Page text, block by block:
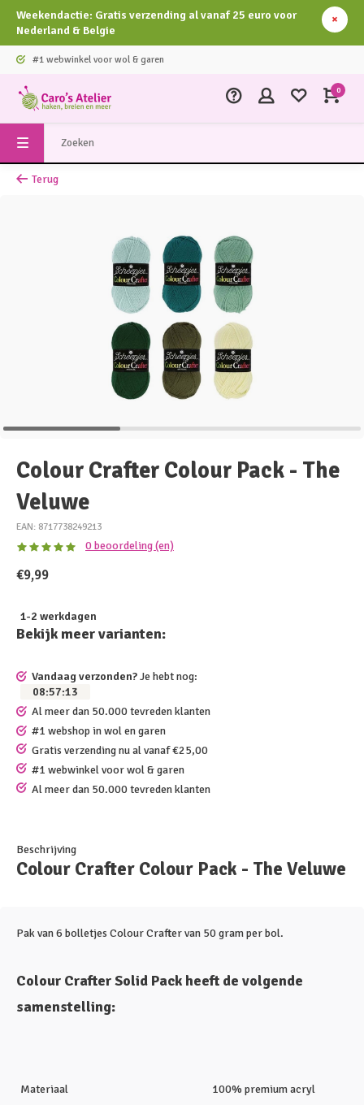
Weekendactie: Gratis verzending al vanaf 25 euro voor
Nederland & Belgie
#1 webwinkel voor wol & garen
0
Terug
Colour Crafter Colour Pack - The
Veluwe
EAN: 8717738249213
0 beoordeling (en)
€9,99
1-2 werkdagen
Bekijk meer varianten:
Vandaag verzonden?Je hebt nog:
08:57:12
Al meer dan 50.000 tevreden klanten
#1 webshop in wol en garen
Gratis verzending nu al vanaf €25,00
#1 webwinkel voor wol & garen
Al meer dan 50.000 tevreden klanten
Beschrijving
Colour Crafter Colour Pack - The Veluwe
Pak van 6 bolletjes Colour Crafter van 50 gram per bol.
Colour Crafter Solid Pack heeft de volgende
samenstelling:
Materiaal
100% premium acryl